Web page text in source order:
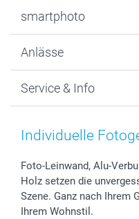
Fotogeschenke
MyNameBook
Fotoabzüge, Fotos als
Zubehör & Material
Sticker & Etiketten
Geschenk-Gutscheine
smartphoto
Warum smartphoto
Datenschutz
AGB
Presse
Partnerprogramme
Investor Relations
Anlässe
Neujahr
Muttertag
Kommunion &
Hochzeit
Geburtstag
Service & Info
Preise und Versandkosten
48h Lieferung
Zahlungsmöglichkeiten
Anmelden /Registrieren
Individuelle
Foto-Leinwand, Alu-
Holz setzen die
Szene. Ganz nach Ihrem
Ihrem Wohnstil.